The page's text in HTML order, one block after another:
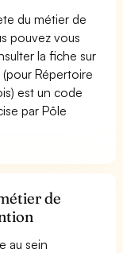
du métier de
pouvez vous
la fiche sur
(pour Répertoire
est un code
par Pôle
de
au sein